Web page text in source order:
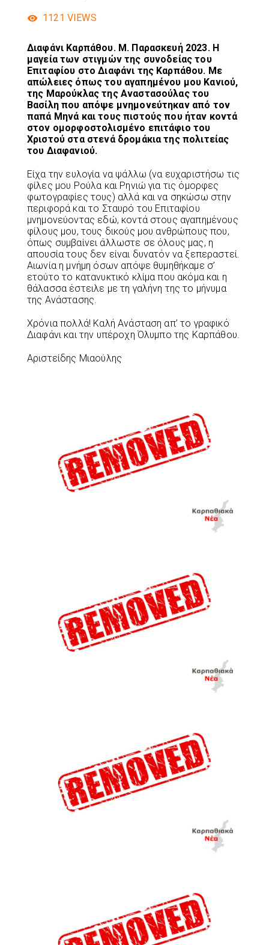
1121 VIEWS
Διαφάνι Καρπάθου. Μ. Παρασκευή 2023. Η
μαγεία των στιγμών της συνοδείας του
Επιταφίου στο Διαφάνι της Καρπάθου. Με
απώλειες όπως του αγαπημένου μου Κανιού,
της Μαρούκλας της Αναστασούλας του
Βασίλη που απόψε μνημονεύτηκαν από τον
παπά Μηνά και τους πιστούς που ήταν κοντά
στον ομορφοστολισμένο επιτάφιο του
Χριστού στα στενά δρομάκια της πολιτείας
του Διαφανιού.
Είχα την ευλογία να ψάλλω (να ευχαριστήσω τις
φίλες μου Ρούλα και Ρηνιώ για τις όμορφες
φωτογραφίες τους) αλλά και να σηκώσω στην
περιφορά και το Σταυρό του Επιταφίου
μνημονεύοντας εδώ, κοντά στους αγαπημένους
φίλους μου, τους δικούς μου ανθρώπους που,
όπως συμβαίνει άλλωστε σε όλους μας, η
απουσία τους δεν είναι δυνατόν να ξεπεραστεί.
Αιωνία η μνήμη όσων απόψε θυμηθήκαμε σ’
ετούτο το κατανυκτικό κλίμα που ακόμα και η
θάλασσα έστειλε με τη γαλήνη της το μήνυμα
της Ανάστασης.
Χρόνια πολλά! Καλή Ανάσταση απ’ το γραφικό
Διαφάνι και την υπέροχη Όλυμπο της Καρπάθου.
Αριστείδης Μιαούλης